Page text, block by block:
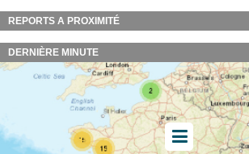
REPORTS A PROXIMITÉ
DERNIÈRE MINUTE